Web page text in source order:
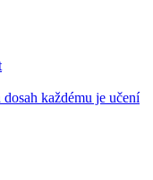
každému je učení